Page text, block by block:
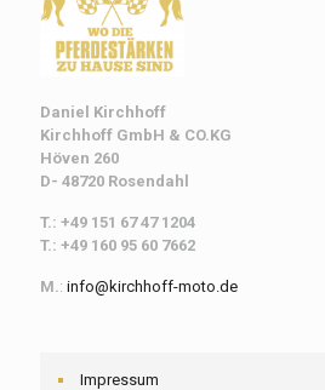
Daniel Kirchhoff
Kirchhoff GmbH & CO.KG
Höven 260
D- 48720 Rosendahl
T.: +49 151 67 47 1204
T.: +49 160 95 60 7662
M.: info@kirchhoff-moto.de
Impressum